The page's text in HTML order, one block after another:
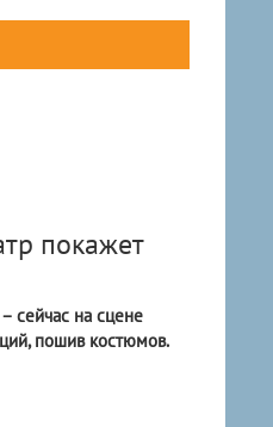
покажет
сейчас на сцене
пошив костюмов.